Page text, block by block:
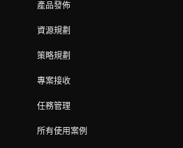
產品發佈
資源規劃
策略規劃
專案接收
任務管理
所有使用案例